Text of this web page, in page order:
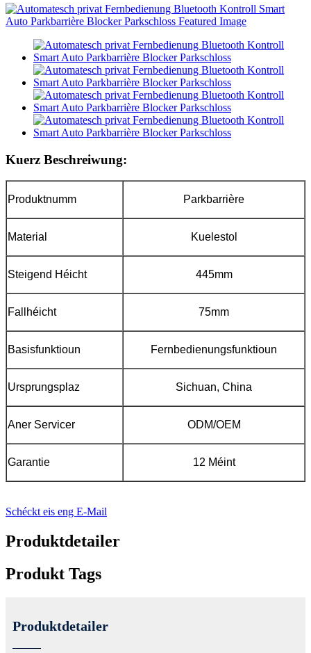
Kuerz Beschreiwung:
Produktnumm Parkbarrière
Material Kuelestol
Steigend Héicht 445mm
Fallhéicht 75mm
Basisfunktioun Fernbedienungsfunktioun
Ursprungsplaz Sichuan, China
Aner Servicer ODM/OEM
Garantie 12 Méint
Schéckt eis eng E-Mail
Produktdetailer
Produkt Tags
Produktdetailer